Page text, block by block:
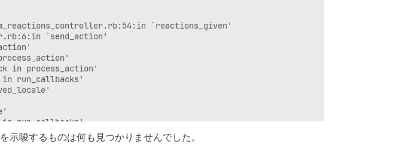
`reactions_given'
`send_action'
in process_action'
run_callbacks'
run_callbacks'
示唆するものは何も見つかりませんでした。